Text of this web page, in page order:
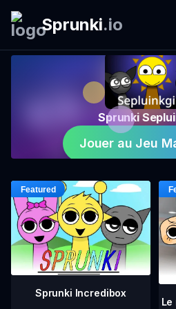
Sprunki.io
Sprunki
Jouer au Jeu
Sprunki Incredibox